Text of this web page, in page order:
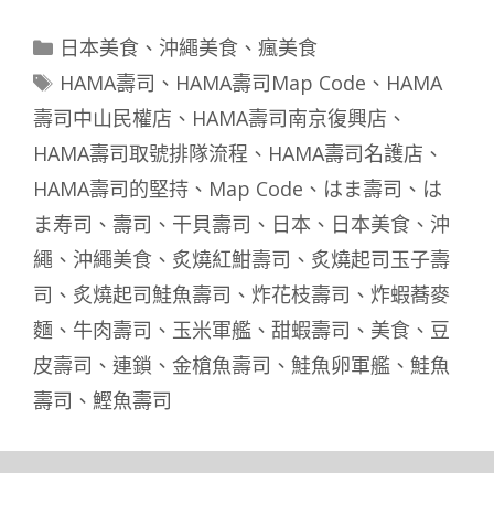
分
類
日本美食、 沖繩美食、 瘋美食
標
籤
HAMA壽司 、 HAMA壽司Map Code 、 HAMA
壽司中山民權店 、 HAMA壽司南京復興店 、
HAMA壽司取號排隊流程 、 HAMA壽司名護店 、
HAMA壽司的堅持 、 Map Code 、 はま壽司 、 は
ま寿司 、 壽司 、 干貝壽司 、 日本 、 日本美食 、 沖
繩 、 沖繩美食 、 炙燒紅魽壽司 、 炙燒起司玉子壽
司 、 炙燒起司鮭魚壽司 、 炸花枝壽司 、 炸蝦蕎麥
麵 、 牛肉壽司 、 玉米軍艦 、 甜蝦壽司 、 美食 、 豆
皮壽司 、 連鎖 、 金槍魚壽司 、 鮭魚卵軍艦 、 鮭魚
壽司 、 鰹魚壽司